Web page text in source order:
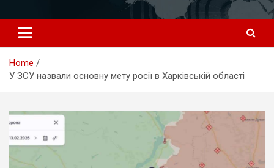
к
содержимому
Home
У ЗСУ назвали основну мету росії в Харківській області